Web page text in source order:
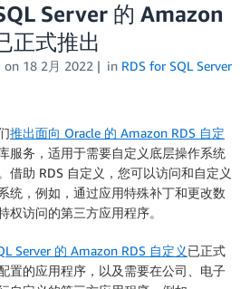
Server 的 Amazon
正式推出
on 18 2月 2022 in RDS for SQL Server
推出面向 Oracle 的 Amazon RDS 自定
服务，适用于需要自定义底层操作系统
借助 RDS 自定义，您可以访问和自定义
统，例如，通过应用特殊补丁和更改数
权访问的第三方应用程序。
Server 的 Amazon RDS 自定义已正式
置的应用程序，以及需要在公司、电子